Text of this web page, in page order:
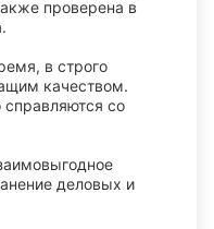
проверена в
в строго
качеством.
справляются со
деловых и